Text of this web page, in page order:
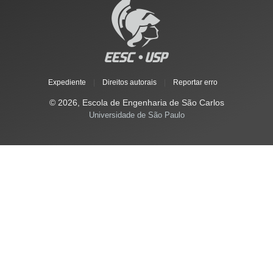
Expediente Direitos autorais Reportar erro
© 2026, Escola de Engenharia de São Carlos
Universidade de São Paulo